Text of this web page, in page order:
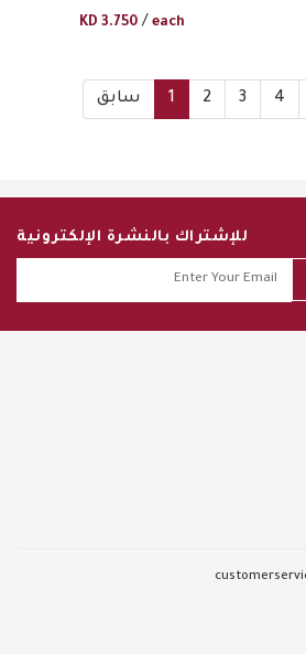
KD 3.750 / each
سابق 1 2 3 4
للإشتراك بالنشرة الإلكترونية